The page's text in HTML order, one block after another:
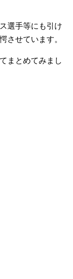
選手等にも引け
させています。
まとめてみまし